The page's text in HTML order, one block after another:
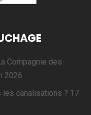
Compagnie des
2026
canalisations ? 17